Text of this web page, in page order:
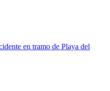
en tramo de Playa del